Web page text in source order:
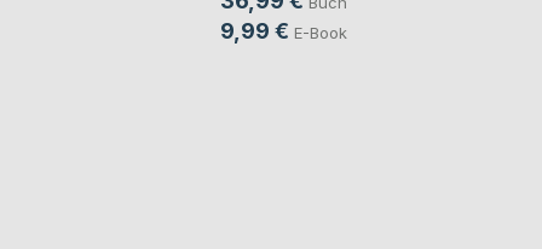
9,99 € E-Book